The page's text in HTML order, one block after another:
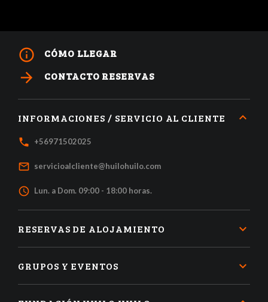
info_outline CÓMO LLEGAR
arrow_forward CONTACTO RESERVAS
INFORMACIONES / SERVICIO AL CLIENTE
local_phone +56971502025
mail_outline servicioalcliente@huilohuilo.com
access_time Lun. a Dom. 09:00 - 18:00 horas.
RESERVAS DE ALOJAMIENTO
GRUPOS Y EVENTOS